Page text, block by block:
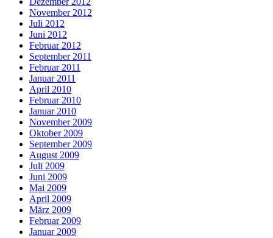
November 2012
Juli 2012
Juni 2012
Februar 2012
September 2011
Februar 2011
Januar 2011
April 2010
Februar 2010
Januar 2010
November 2009
Oktober 2009
September 2009
August 2009
Juli 2009
Juni 2009
Mai 2009
April 2009
März 2009
Februar 2009
Januar 2009